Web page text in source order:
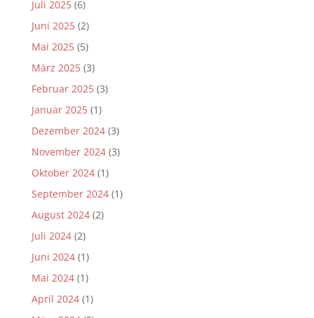
Juli 2025(6)
Juni 2025(2)
Mai 2025(5)
März 2025(3)
Februar 2025(3)
Januar 2025(1)
Dezember 2024(3)
November 2024(3)
Oktober 2024(1)
September 2024(1)
August 2024(2)
Juli 2024(2)
Juni 2024(1)
Mai 2024(1)
April 2024(1)